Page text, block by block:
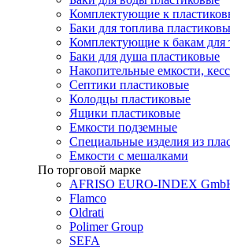
Комплектующие к
Баки для топлива
Комплектующие к бакам для
Баки для душа пластиковые
Накопительные емкости,
Септики пластиковые
Колодцы пластиковые
Ящики пластиковые
Емкости подземные
Специальные изделия из
Емкости с мешалками
По торговой марке
AFRISO EURO-INDEX
Flamco
Oldrati
Polimer Group
SEFA